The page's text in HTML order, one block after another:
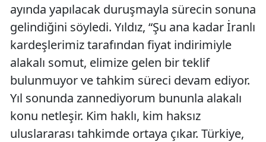
ayında yapılacak duruşmayla sürecin sonuna
gelindiğini söyledi. Yıldız, “Şu ana kadar İranlı
kardeşlerimiz tarafından fiyat indirimiyle
alakalı somut, elimize gelen bir teklif
bulunmuyor ve tahkim süreci devam ediyor.
Yıl sonunda zannediyorum bununla alakalı
konu netleşir. Kim haklı, kim haksız
uluslararası tahkimde ortaya çıkar. Türkiye,